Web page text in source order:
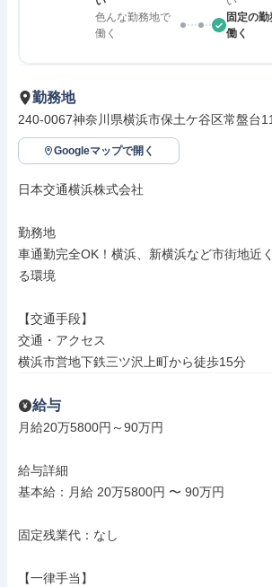
色んな勤務地で
働く
固定の
働く
勤務地
240-0067神奈川県横浜市保土ケ谷区常盤台
Googleマップで開く
日本交通横浜株式会社
勤務地
車通勤完全OK！横浜、新横浜など市街地近
る環境
【交通手段】
交通・アクセス
横浜市営地下鉄三ツ沢上町から徒歩15分
給与
月給20万5800円～90万円
給与詳細
基本給：月給 20万5800円 〜 90万円
固定残業代：なし
【一律手当】